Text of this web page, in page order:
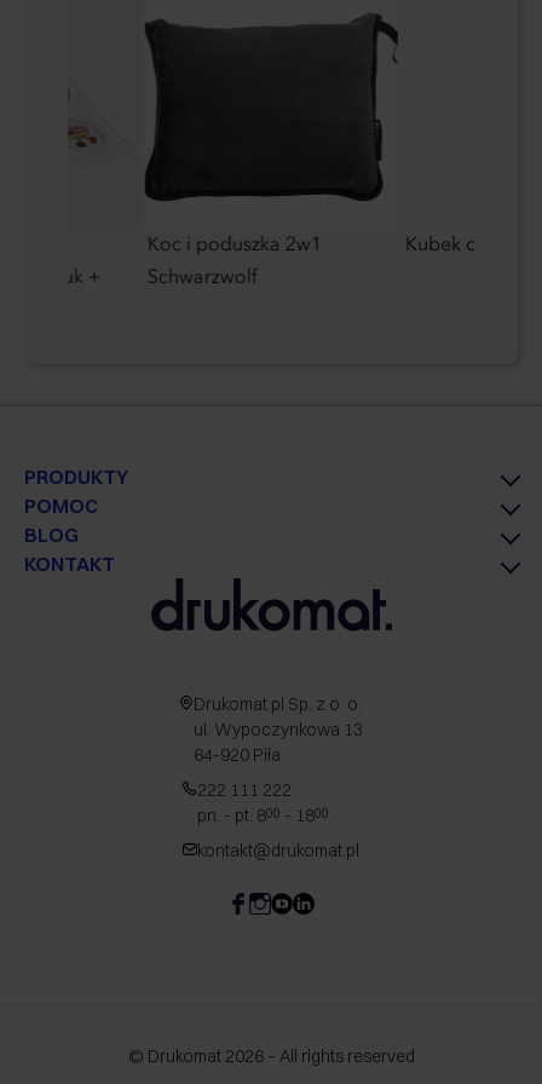
(druk +
Koc i poduszka 2w1
Schwarzwolf
Kubek do
PRODUKTY
POMOC
BLOG
KONTAKT
Drukomat.pl Sp. z o. o.
ul. Wypoczynkowa 13
64-920 Piła
222 111 222
pn. - pt. 800 - 1800
kontakt@drukomat.pl
© Drukomat 2026 – All rights reserved